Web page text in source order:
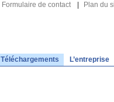
Formulaire de contact Plan du
Téléchargements L’entreprise